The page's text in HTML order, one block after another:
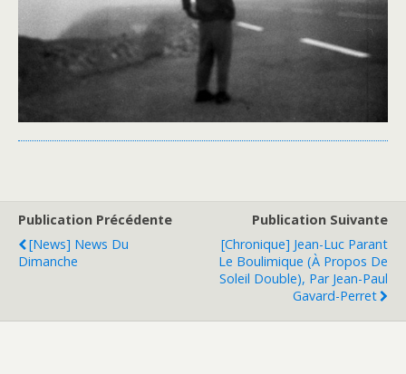
Publication Précédente
[News] News Du
Dimanche
Publication Suivante
[Chronique] Jean-Luc Parant
Le Boulimique (à Propos De
Soleil Double), Par Jean-Paul
Gavard-Perret